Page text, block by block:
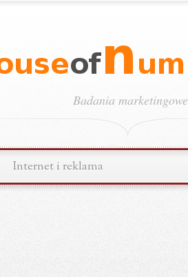
Badania marketingowe
Internet i reklama